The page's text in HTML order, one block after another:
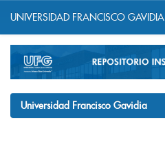
navigation
UNIVERSIDAD FRANCISCO GAVIDIA
Universidad Francisco Gavidia